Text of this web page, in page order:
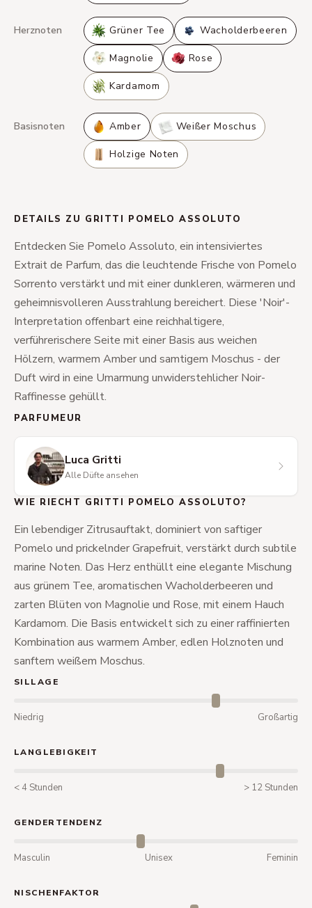
Herznoten Grüner Tee Wacholderbeeren
Magnolie Rose
Kardamom
Basisnoten Amber Weißer Moschus
Holzige Noten
DETAILS ZU GRITTI POMELO ASSOLUTO
Entdecken Sie Pomelo Assoluto, ein intensiviertes
Extrait de Parfum, das die leuchtende Frische von Pomelo
Sorrento verstärkt und mit einer dunkleren, wärmeren und
geheimnisvolleren Ausstrahlung bereichert. Diese 'Noir'-
Interpretation offenbart eine reichhaltigere,
verführerischere Seite mit einer Basis aus weichen
Hölzern, warmem Amber und samtigem Moschus - der
Duft wird in eine Umarmung unwiderstehlicher Noir-
Raffinesse gehüllt.
PARFUMEUR
Luca Gritti
Alle Düfte ansehen
WIE RIECHT GRITTI POMELO ASSOLUTO?
Ein lebendiger Zitrusauftakt, dominiert von saftiger
Pomelo und prickelnder Grapefruit, verstärkt durch subtile
marine Noten. Das Herz enthüllt eine elegante Mischung
aus grünem Tee, aromatischen Wacholderbeeren und
zarten Blüten von Magnolie und Rose, mit einem Hauch
Kardamom. Die Basis entwickelt sich zu einer raffinierten
Kombination aus warmem Amber, edlen Holznoten und
sanftem weißem Moschus.
SILLAGE
Niedrig Großartig
LANGLEBIGKEIT
< 4 Stunden > 12 Stunden
GENDERTENDENZ
Masculin Unisex Feminin
NISCHENFAKTOR